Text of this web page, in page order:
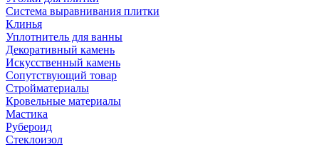
Система выравнивания плитки
Клинья
Уплотнитель для ванны
Декоративный камень
Искусственный камень
Сопутствующий товар
Стройматериалы
Кровельные материалы
Мастика
Рубероид
Стеклоизол